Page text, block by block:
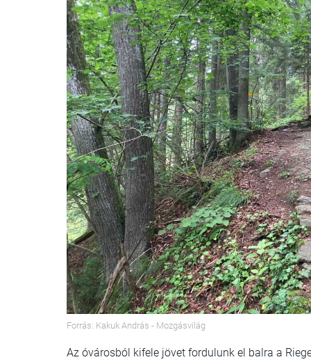
Forrás: Kakuk András - Mozgásvilág
Az óvárosból kifele jövet fordulunk el balra a